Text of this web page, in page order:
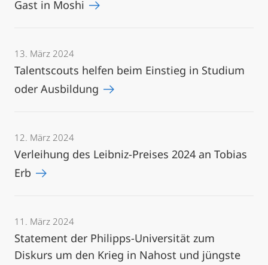
Gast in Moshi
13. März 2024
Talentscouts helfen beim Einstieg in Studium
oder Ausbildung
12. März 2024
Verleihung des Leibniz-Preises 2024 an Tobias
Erb
11. März 2024
Statement der Philipps-Universität zum
Diskurs um den Krieg in Nahost und jüngste